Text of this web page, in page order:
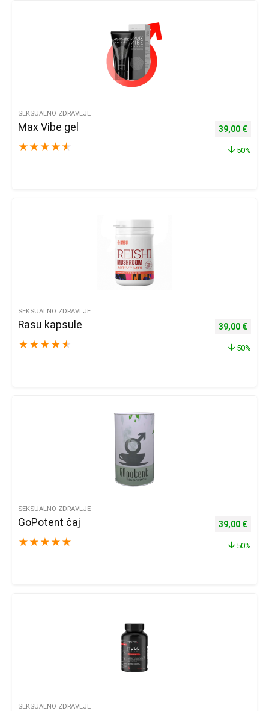
SEKSUALNO ZDRAVLJE
Max Vibe gel
★ ★ ★ ★ ★
Izvorna
39,00 €
50%
SEKSUALNO ZDRAVLJE
Rasu kapsule
★ ★ ★ ★ ★
Izvorna
39,00 €
50%
SEKSUALNO ZDRAVLJE
GoPotent čaj
★ ★ ★ ★ ★
Izvorna
39,00 €
50%
SEKSUALNO ZDRAVLJE